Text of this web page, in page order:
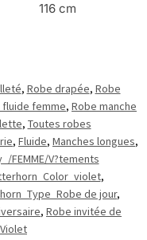
116 cm
, Robe drapée, Robe
fluide femme, Robe manche
, Toutes robes
, Fluide, Manches longues,
FEMME/V?tements
,
de jour,
, Robe invitée de
Violet